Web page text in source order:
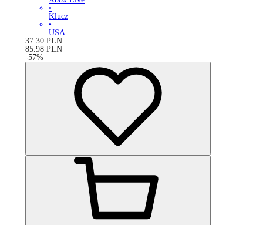
•
Klucz
•
USA
37.30 PLN
85.98 PLN
-57%